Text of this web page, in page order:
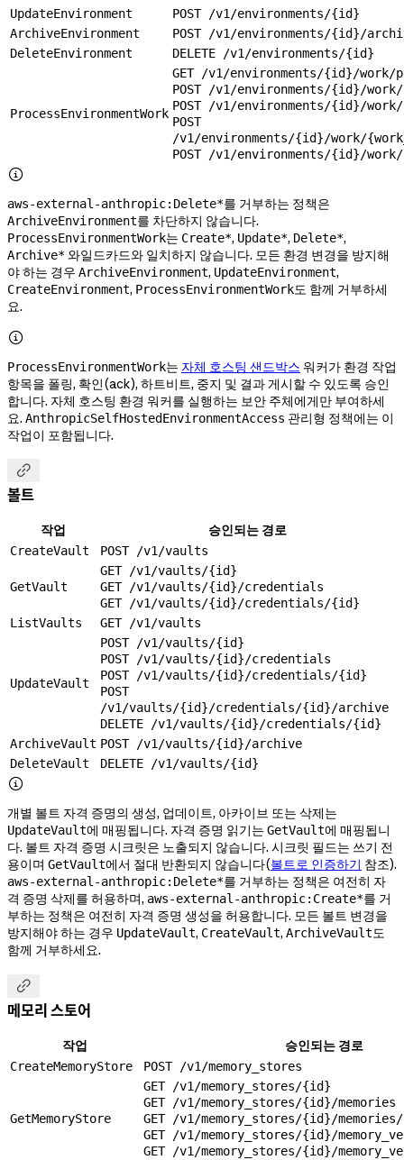
UpdateEnvironment
POST /v1/environments/{id}
ArchiveEnvironment
POST /v1/environments/{id}/
DeleteEnvironment
DELETE /v1/environments/{id}
ProcessEnvironmentWork
GET /v1/environments/{id}/work/
POST /v1/environments/{id}/
POST /v1/environments/{id}/
POST
/v1/environments/{id}/work/
POST /v1/environments/{id}/

aws-external-anthropic:Delete*를 거부하는 정책은
ArchiveEnvironment를 차단하지 않습니다.
ProcessEnvironmentWork는 Create*, Update*, Delete*,
Archive*와일드카드와 일치하지 않습니다. 모든 환경 변경을 방지해
야 하는 경우 ArchiveEnvironment, UpdateEnvironment,
CreateEnvironment, ProcessEnvironmentWork도 함께 거부하세
요.

ProcessEnvironmentWork는 자체 호스팅 샌드박스 워커가 환경 작업
항목을 폴링, 확인(ack), 하트비트, 중지 및 결과 게시할 수 있도록 승인
합니다. 자체 호스팅 환경 워커를 실행하는 보안 주체에게만 부여하세
요. AnthropicSelfHostedEnvironmentAccess 관리형 정책에는 이
작업이 포함됩니다.

볼트
작업 승인되는 경로
CreateVault POST /v1/vaults
GetVault
GET /v1/vaults/{id}
GET /v1/vaults/{id}/credentials
GET /v1/vaults/{id}/credentials/{id}
ListVaults
GET /v1/vaults
UpdateVault
POST /v1/vaults/{id}
POST /v1/vaults/{id}/credentials
POST /v1/vaults/{id}/credentials/{id}
POST
/v1/vaults/{id}/credentials/{id}/archive
DELETE /v1/vaults/{id}/credentials/{id}
ArchiveVault POST /v1/vaults/{id}/archive
DeleteVault
DELETE /v1/vaults/{id}

개별 볼트 자격 증명의 생성, 업데이트, 아카이브 또는 삭제는
UpdateVault에 매핑됩니다. 자격 증명 읽기는 GetVault에 매핑됩니
다. 볼트 자격 증명 시크릿은 노출되지 않습니다. 시크릿 필드는 쓰기 전
용이며 GetVault에서 절대 반환되지 않습니다(볼트로 인증하기 참조).
aws-external-anthropic:Delete*를 거부하는 정책은 여전히 자
격 증명 삭제를 허용하며, aws-external-anthropic:Create*를 거
부하는 정책은 여전히 자격 증명 생성을 허용합니다. 모든 볼트 변경을
방지해야 하는 경우 UpdateVault, CreateVault, ArchiveVault도
함께 거부하세요.

메모리 스토어
작업 승인되는 경로
CreateMemoryStore POST /v1/memory_stores
GetMemoryStore
GET /v1/memory_stores/{id}
GET /v1/memory_stores/{id}/memories
GET /v1/memory_stores/{id}/
GET /v1/memory_stores/{id}/
GET /v1/memory_stores/{id}/